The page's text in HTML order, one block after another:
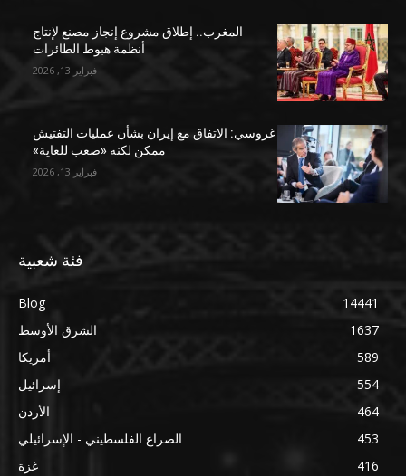
المغرب.. إطلاق مشروع إنجاز مصنع لإنتاج
أنظمة هبوط الطائرات
فبراير 13, 2026
غروسي: الاتفاق مع إيران بشأن عمليات التفتيش
ممكن لكنه «صعب للغاية»
فبراير 13, 2026
فئة شعبية
Blog
14441
الشرق الأوسط
1637
أمريكا
589
إسرائيل
554
الأردن
464
الصراع الفلسطيني - الإسرائيلي
453
غزة
416